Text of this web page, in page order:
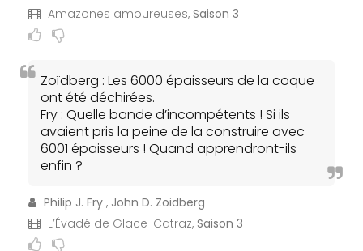
Amazones amoureuses, Saison 3
Zoïdberg : Les 6000 épaisseurs de la coque
ont été déchirées.
Fry : Quelle bande d’incompétents ! Si ils
avaient pris la peine de la construire avec
6001 épaisseurs ! Quand apprendront-ils
enfin ?
Philip J. Fry , John D. Zoidberg
L’Évadé de Glace-Catraz, Saison 3